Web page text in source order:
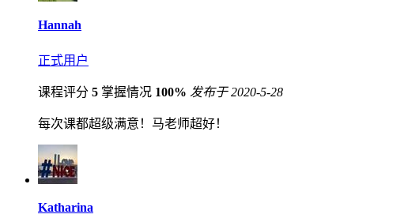
Hannah
正式用户
课程评分 5 掌握情况 100% 发布于 2020-5-28
每次课都超级满意！马老师超好！
Katharina